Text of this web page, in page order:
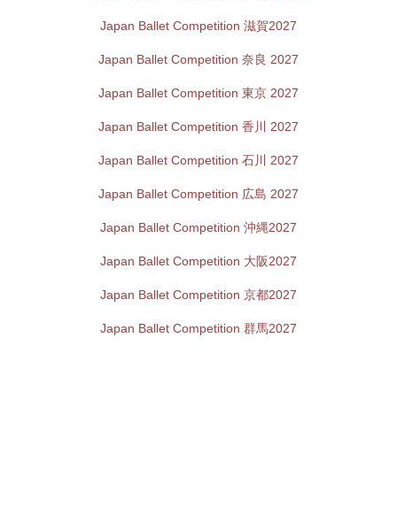
Japan Ballet Competition 滋賀2027
Japan Ballet Competition 奈良 2027
Japan Ballet Competition 東京 2027
Japan Ballet Competition 香川 2027
Japan Ballet Competition 石川 2027
Japan Ballet Competition 広島 2027
Japan Ballet Competition 沖縄2027
Japan Ballet Competition 大阪2027
Japan Ballet Competition 京都2027
Japan Ballet Competition 群馬2027